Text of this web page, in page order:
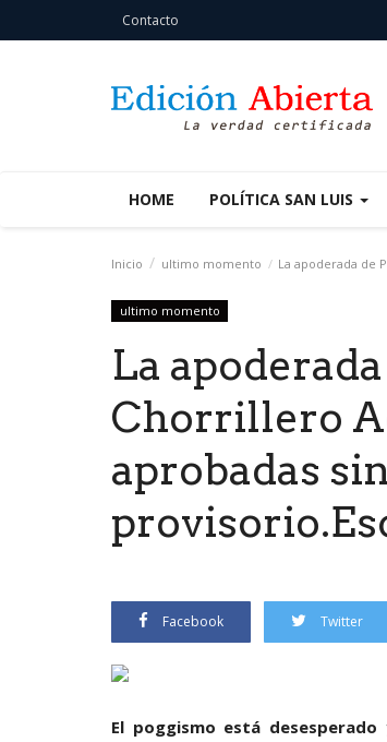
Contacto
HOME POLÍTICA SAN LUIS
Inicio ultimo momento La apoderada de
ultimo momento
La
Chorrillero
aprobadas
Facebook Twitter
El poggismo está